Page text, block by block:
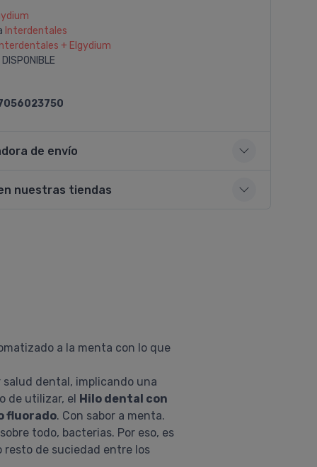
Interdentales
Interdentales + Elgydium
DISPONIBLE
de envío
nuestras tiendas
a la menta con lo que
dental, implicando una
de utilizar, el Hilo dental con
fluorado. Con sabor a menta.
todo, bacterias. Por eso, es
de suciedad entre los